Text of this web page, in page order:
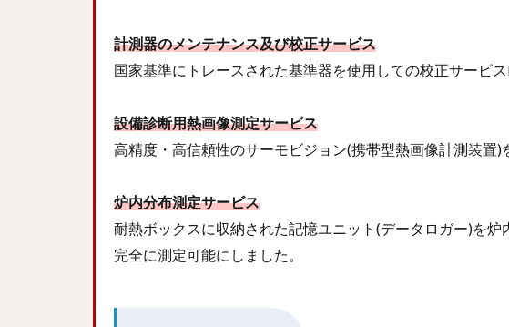
計測器のメンテナンス及び校正サービス
国家基準にトレースされた基準器を使用しての校正サービ
設備診断用熱画像測定サービス
高精度・高信頼性のサーモビジョン(携帯型熱画像計測装置)
炉内分布測定サービス
耐熱ボックスに収納された記憶ユニット(データロガー)を
完全に測定可能にしました。